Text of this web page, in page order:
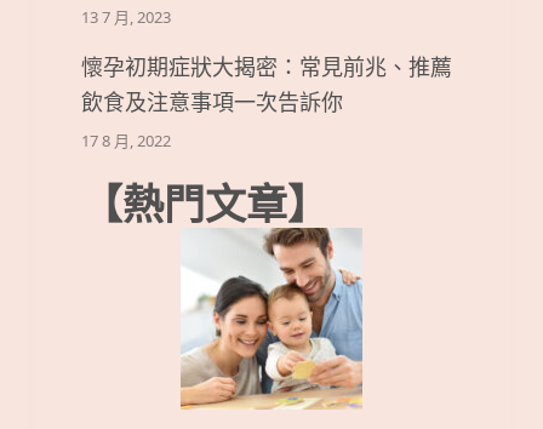
13 7 月, 2023
懷孕初期症狀大揭密：常見前兆、推薦
飲食及注意事項一次告訴你
17 8 月, 2022
【熱門文章】